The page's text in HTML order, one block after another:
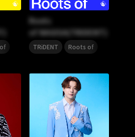
Roots
of NAGISA(TRiDENT)
TRiDENT Roots of